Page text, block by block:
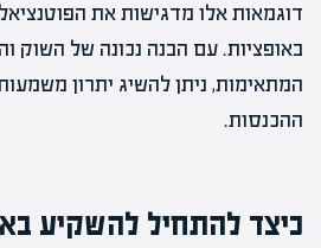
דוגמאות אלו מדגישות את
באופציות. עם הבנה נכונה של השוק
המתאימות, ניתן להשיג יתרון
ההכנסות.
כיצד להתחיל להשקיע